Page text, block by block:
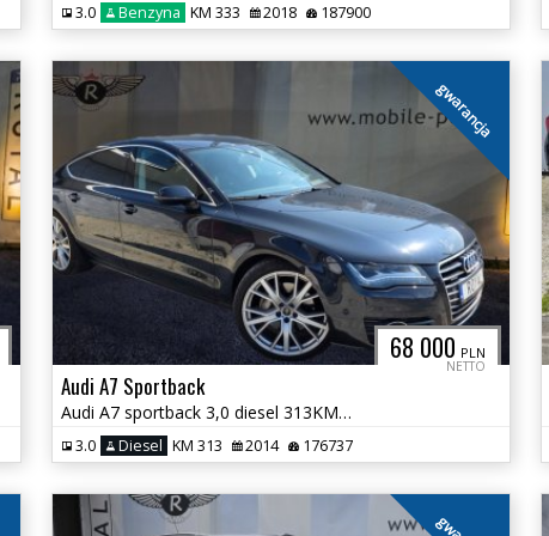
3.0 Benzyna KM 333 2018 187900
68 000 PLN
NETTO
gwarancja
Audi A7 Sportback
Audi A7 sportback 3,0 diesel 313KM - Gwarancja !
3.0 Diesel KM 313 2014 176737